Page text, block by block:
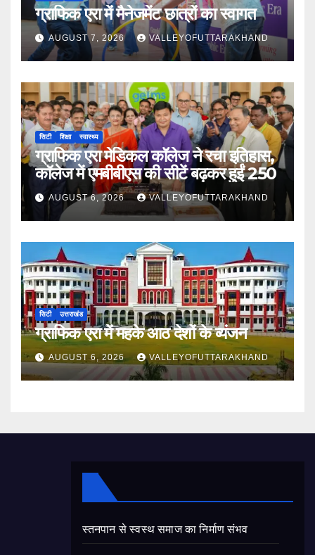
ग्राफिक एरा में मैनेजमेंट छात्रों का स्वागत
AUGUST 7, 2026 VALLEYOFUTTARAKHAND
सिटी शिक्षा स्वास्थ्य
ग्राफिक एरा मेडिकल कॉलेज ने रचा इतिहास,
कॉलेज में एमबीबीएस की सीटें बढ़कर हुईं 250
AUGUST 6, 2026 VALLEYOFUTTARAKHAND
सिटी उत्तराखंड
ग्राफिक एरा में महके आठ देशों के व्यंजन
AUGUST 6, 2026 VALLEYOFUTTARAKHAND
स्तनपान से स्वस्थ समाज का निर्माण संभव